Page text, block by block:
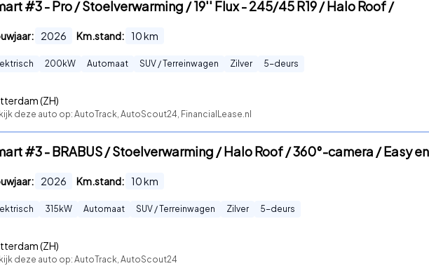
#3 - Pro / Stoelverwarming / 19'' Flux - 245/45 R19 / Halo Roof /
2026 Km.stand: 10km
200 kW Automaat SUV / Terreinwagen Zilver 5-deurs
(ZH)
deze auto op: AutoTrack, AutoScout24, FinancialLease.nl
#3 - BRABUS / Stoelverwarming / Halo Roof / 360°-camera / Easy en
2026 Km.stand: 10km
315 kW Automaat SUV / Terreinwagen Zilver 5-deurs
(ZH)
deze auto op: AutoTrack, AutoScout24